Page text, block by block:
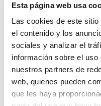
Esta página web usa
Las cookies de este
el contenido y los
sociales y analizar el
información sobre el
nuestros partners de
web, quienes pueden
que les haya
Ups,
¿Quieres